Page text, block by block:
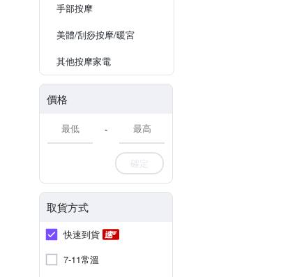
手部按摩
美體/刮痧按摩/暖宮
其他按摩家電
價格
-
確定
取貨方式
快速到貨
7-11常溫